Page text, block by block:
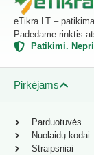
eTikra.LT –
Padedame rinktis
Patikimi.
Pirkėjams
Parduotuvės
Nuolaidų kodai
Straipsniai